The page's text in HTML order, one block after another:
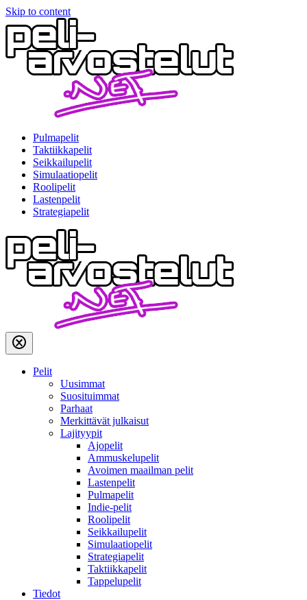
Skip to content
Pulmapelit
Taktiikkapelit
Seikkailupelit
Simulaatiopelit
Roolipelit
Lastenpelit
Strategiapelit
Pelit
Uusimmat
Suosituimmat
Parhaat
Merkittävät julkaisut
Lajityypit
Ajopelit
Ammuskelupelit
Avoimen maailman pelit
Lastenpelit
Pulmapelit
Indie-pelit
Roolipelit
Seikkailupelit
Simulaatiopelit
Strategiapelit
Taktiikkapelit
Tappelupelit
Tiedot